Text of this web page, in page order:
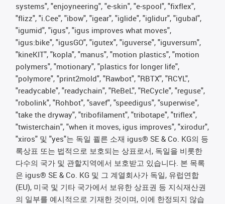
systems", "enjoyneering", "e-skin", "e-spool", "fixflex",
"flizz", "i.Cee", "ibow", "igear", "iglide", "iglidur", "igubal",
"igumid", "igus", "igus improves what moves",
"igus:bike", "igusGO", "igutex", "iguverse", "iguversum",
"kineKIT", "kopla", "manus", "motion plastics", "motion
polymers", "motionary", "plastics for longer life",
"polymore", "print2mold", "Rawbot", "RBTX", "RCYL",
"readycable", "readychain", "ReBeL", "ReCycle", "reguse",
"robolink", "Rohbot", "savef", "speedigus", "superwise",
"take the dryway", "tribofilament", "tribotape", "triflex",
"twisterchain", "when it moves, igus improves", "xirodur",
"xiros" 및 "yes"는 독일 쾰른 소재 igus® SE & Co. KG의 등
록상표 또는 법적으로 보호되는 상표로서, 독일을 비롯한
다수의 국가 및 관할지역에서 보호받고 있습니다. 본 목록
은 igus® SE & Co. KG 및 그 계열회사가 독일, 유럽연합
(EU), 미국 및 기타 국가에서 보유한 상표권 등 지식재산권
의 일부를 예시적으로 기재한 것이며, 이에 한정되지 않습